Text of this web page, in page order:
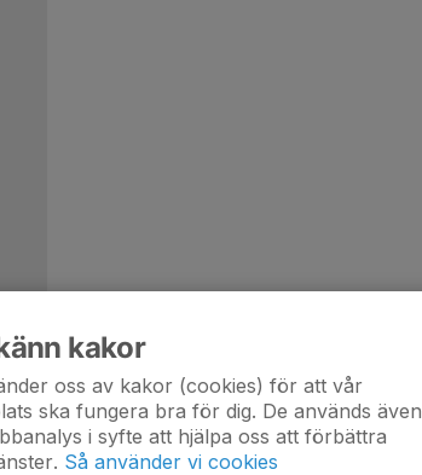
kakor
oss av kakor (cookies) för att vår
ska fungera bra för dig. De används även
i syfte att hjälpa oss att förbättra
Så använder vi cookies